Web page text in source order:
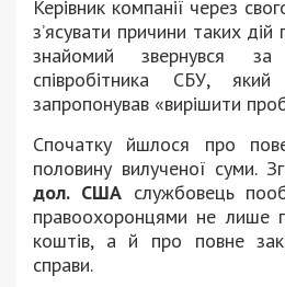
Керівник компанії через
з’ясувати причини таких
знайомий звернувся
співробітника СБУ,
запропонував «вирішити
Спочатку йшлося про
половину вилученої суми.
дол. СШАслужбовець
правоохоронцями не лише
коштів, а й про повне
справи.